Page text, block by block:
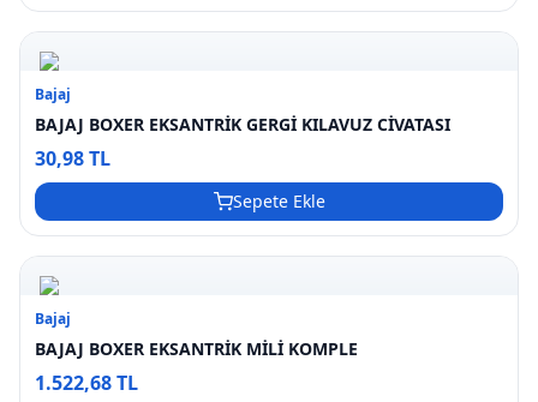
Bajaj
BAJAJ BOXER EKSANTRİK GERGİ KILAVUZ CİVATASI
30,98 TL
Sepete Ekle
Bajaj
BAJAJ BOXER EKSANTRİK MİLİ KOMPLE
1.522,68 TL